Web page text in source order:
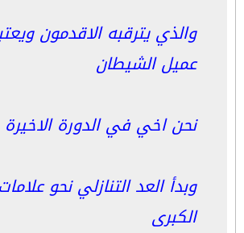
والذي يترقبه الاقدمون
عميل الشيطان
نحن اخي في الدورة
وبدأ العد التنازلي نحو
الكبرى